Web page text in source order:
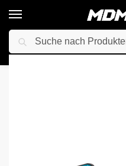
Startseite / Elektrowerkzeuge /